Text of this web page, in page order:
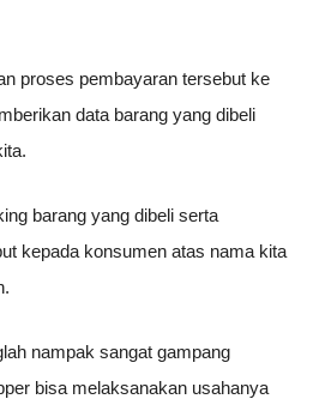
proses pembayaran tersebut ke
data barang yang dibeli
barang yang dibeli serta
kepada konsumen atas nama kita
nampak sangat gampang
bisa melaksanakan usahanya